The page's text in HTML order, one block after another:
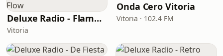
Deluxe Radio - Flamenco Flow
Vitoria
Onda Cero Vitoria
Vitoria · 102.4 FM